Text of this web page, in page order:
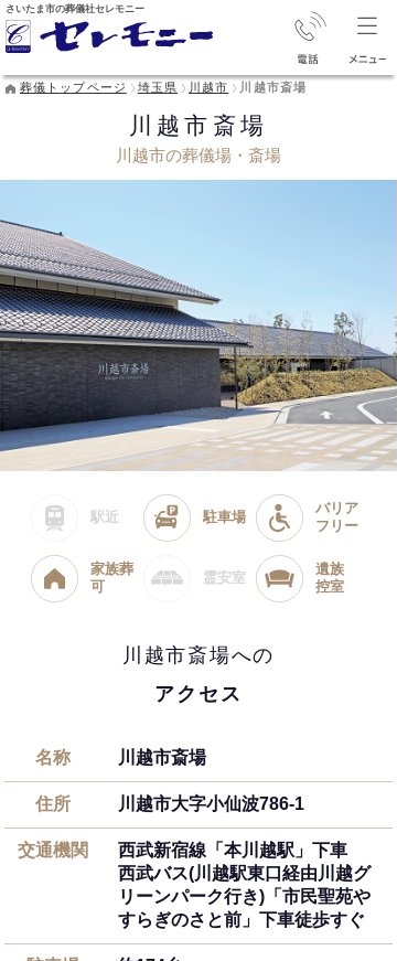
さいたま市の葬儀社セレモニー
葬儀トップページ 埼玉県 川越市 川越市斎場
川越市斎場
川越市の葬儀場・斎場
駅近 駐車場
バリア
フリー
家族葬
可
霊安室
遺族
控室
川越市斎場への
アクセス
名称 川越市斎場
住所 川越市大字小仙波786-1
交通機関
西武新宿線「本川越駅」下車
西武バス(川越駅東口経由川越グ
リーンパーク行き)「市民聖苑や
すらぎのさと前」下車徒歩すぐ